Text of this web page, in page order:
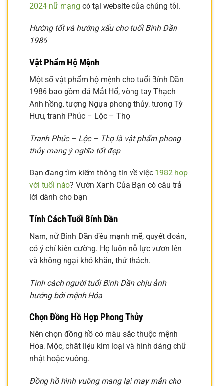
2024 nữ mạng có tại website của chúng tôi.
Hướng tốt và hướng xấu cho tuổi Bính Dần
1986
Vật Phẩm Hộ Mệnh
Một số vật phẩm hộ mệnh cho tuổi Bính Dần
1986 bao gồm đá Mắt Hổ, vòng tay Thạch
Anh hồng, tượng Ngựa phong thủy, tượng Tỳ
Hưu, tranh Phúc – Lộc – Thọ.
Tranh Phúc – Lộc – Thọ là vật phẩm phong
thủy mang ý nghĩa tốt đẹp
Bạn đang tìm kiếm thông tin về việc 1982 hợp
với tuổi nào? Vườn Xanh Của Bạn có câu trả
lời dành cho bạn.
Tính Cách Tuổi Bính Dần
Nam, nữ Bính Dần đều mạnh mẽ, quyết đoán,
có ý chí kiên cường. Họ luôn nỗ lực vươn lên
và không ngại khó khăn, thử thách.
Tính cách người tuổi Bính Dần chịu ảnh
hưởng bởi mệnh Hỏa
Chọn Đồng Hồ Hợp Phong Thủy
Nên chọn đồng hồ có màu sắc thuộc mệnh
Hỏa, Mộc, chất liệu kim loại và hình dáng chữ
nhật hoặc vuông.
Đồng hồ hình vuông mang lại may mắn cho